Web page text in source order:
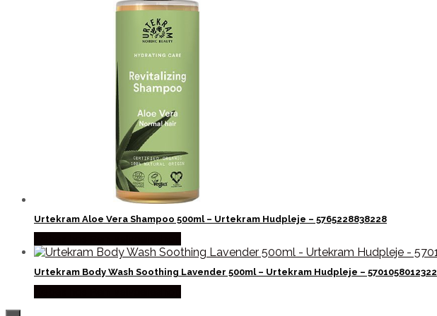
Urtekram Aloe Vera Shampoo 500ml – Urtekram Hudpleje – 5765228838228
Urtekram Body Wash Soothing Lavender 500ml – Urtekram Hudpleje – 5701058012322